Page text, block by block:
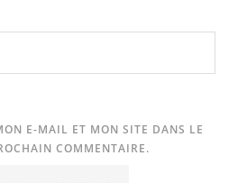
E-MAIL ET MON SITE DANS LE
COMMENTAIRE.